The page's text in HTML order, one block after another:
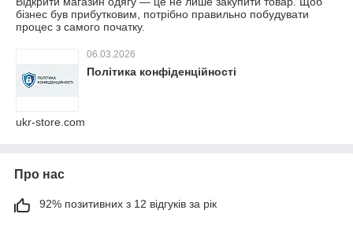
бізнес був прибутковим, потрібно правильно побудувати
процес з самого початку.
06.03.2026
Політика конфіденційності
ukr-store.com
Про нас
92% позитивних з 12 відгуків за рік